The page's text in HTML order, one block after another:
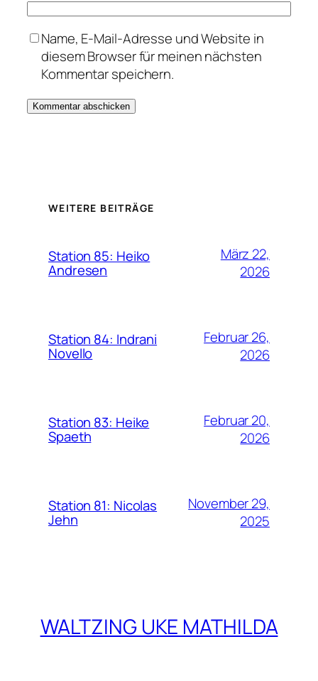
Name, E-Mail-Adresse und Website in
diesem Browser für meinen nächsten
Kommentar speichern.
WEITERE BEITRÄGE
Station 85: Heiko
Andresen
März 22,
2026
Station 84: Indrani
Novello
Februar 26,
2026
Station 83: Heike
Spaeth
Februar 20,
2026
Station 81: Nicolas
Jehn
November 29,
2025
WALTZING UKE MATHILDA